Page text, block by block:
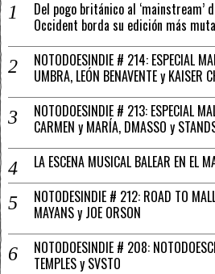
Del pogo británico al ‘mainstream’
Occident borda su edición más
NOTODOESINDIE # 214: ESPECIAL
UMBRA, LEÓN BENAVENTE y KAISER
NOTODOESINDIE # 213: ESPECIAL
CARMEN y MARÍA, DMASSO y
LA ESCENA MUSICAL BALEAR EN EL
NOTODESINDIE # 212: ROAD TO
MAYANS y JOE ORSON
NOTODOESINDIE # 208:
TEMPLES y SVSTO